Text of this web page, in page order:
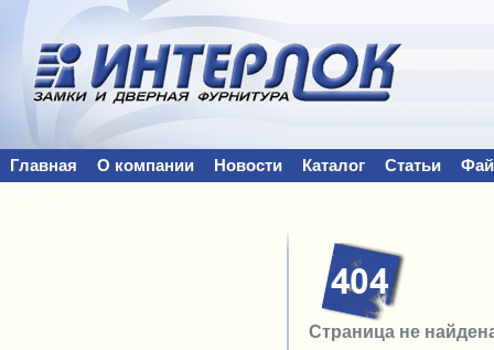
Главная О компании Новости Каталог Статьи
Страница не